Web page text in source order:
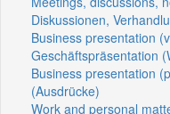
Diskussionen,
Business presentation
Geschäftspräsentation
Business presentation
(Ausdrücke)
Work and personal